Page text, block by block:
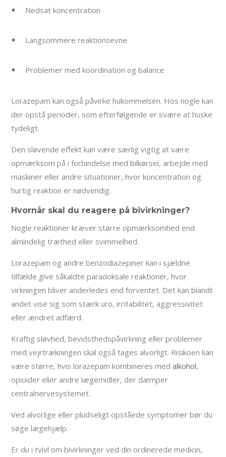
Nedsat koncentration
Langsommere reaktionsevne
Problemer med koordination og balance
Lorazepam kan også påvirke hukommelsen. Hos nogle kan
der opstå perioder, som efterfølgende er svære at huske
tydeligt.
Den sløvende effekt kan være særlig vigtig at være
opmærksom på i forbindelse med bilkørsel, arbejde med
maskiner eller andre situationer, hvor koncentration og
hurtig reaktion er nødvendig.
Hvornår skal du reagere på bivirkninger?
Nogle reaktioner kræver større opmærksomhed end
almindelig træthed eller svimmelhed.
Lorazepam og andre benzodiazepiner kan i sjældne
tilfælde give såkaldte paradoksale reaktioner, hvor
virkningen bliver anderledes end forventet. Det kan blandt
andet vise sig som stærk uro, irritabilitet, aggressivitet
eller ændret adfærd.
Kraftig sløvhed, bevidsthedspåvirkning eller problemer
med vejrtrækningen skal også tages alvorligt. Risikoen kan
være større, hvis lorazepam kombineres medalkohol,
opioider eller andre lægemidler, der dæmper
centralnervesystemet.
Ved alvorlige eller pludseligt opståede symptomer bør du
søge lægehjælp.
Er du i tvivl om bivirkninger ved din ordinerede medicin,